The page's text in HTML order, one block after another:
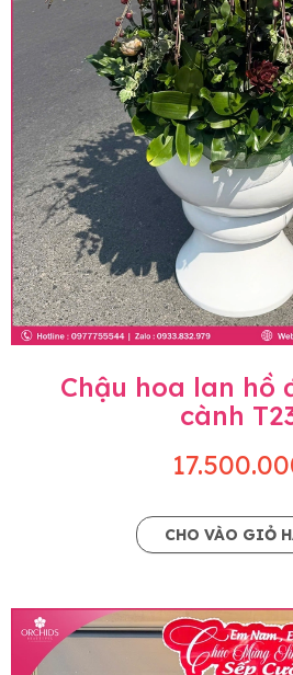
Chậu hoa lan hồ
cành
CHO VÀO GIỎ